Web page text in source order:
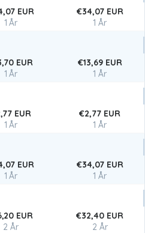
EUR
1 År
€34,07 EUR
1 År
EUR
1 År
€13,69 EUR
1 År
EUR
1 År
€2,77 EUR
1 År
EUR
1 År
€34,07 EUR
1 År
EUR
2 År
€32,40 EUR
2 År